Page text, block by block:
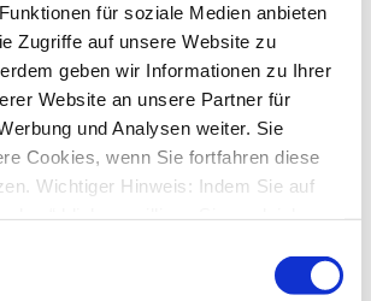
für soziale Medien anbieten
Zugriffe auf unsere Website zu
geben wir Informationen zu Ihrer
Website an unsere Partner für
und Analysen weiter. Sie
Cookies, wenn Sie fortfahren diese
Wichtiger Hinweis: Indem Sie auf
Dienste auf der Seite (Twitter,
zu StarMoney Basic 15
StarMoney Basic 15
StarMoney Basic 15
15 und Institute
und Wünsche zu StarMoney Basic 15
für Android, iOS und MacOS
für Android
für iOS
zu StarMoney Business 12